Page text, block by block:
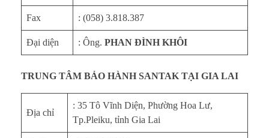
Fax : (058) 3.818.387
Đại diện : Ông. PHAN ĐÌNH KHÔI
TRUNG TÂM BẢO HÀNH SANTAK TẠI GIA LAI
Địa chỉ
: 35 Tô Vĩnh Diện, Phường Hoa Lư,
Tp.Pleiku, tỉnh Gia Lai